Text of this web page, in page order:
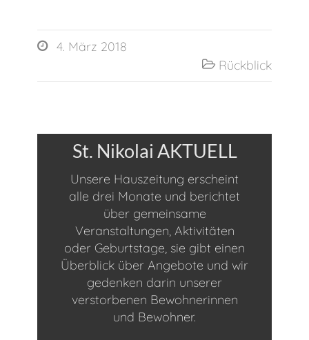
 4. März 2018
 Rückblick
St. Nikolai AKTUELL
Unsere Hauszeitung erscheint
alle drei Monate und berichtet
über gemeinsame
Veranstaltungen, Aktivitäten
oder Geburtstage, sie gibt einen
Überblick über Angebote und wir
gedenken darin unserer
verstorbenen Bewohnerinnen
und Bewohner.